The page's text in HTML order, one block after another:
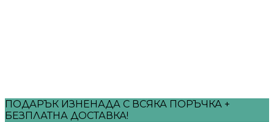
ПОДАРЪК ИЗНЕНАДА С ВСЯКА ПОРЪЧКА +
БЕЗПЛАТНА ДОСТАВКА!